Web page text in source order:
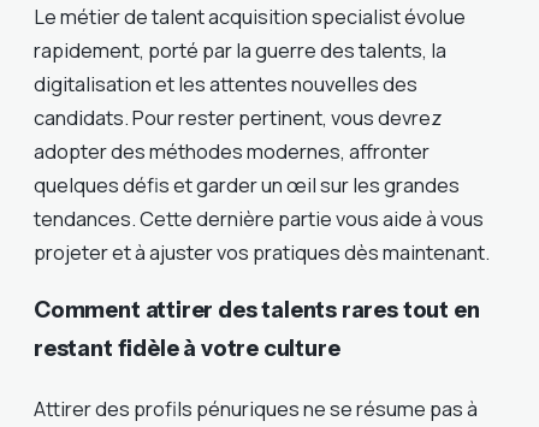
Le métier de talent acquisition specialist évolue
rapidement, porté par la guerre des talents, la
digitalisation et les attentes nouvelles des
candidats. Pour rester pertinent, vous devrez
adopter des méthodes modernes, affronter
quelques défis et garder un œil sur les grandes
tendances. Cette dernière partie vous aide à vous
projeter et à ajuster vos pratiques dès maintenant.
Comment attirer des talents rares tout en
restant fidèle à votre culture
Attirer des profils pénuriques ne se résume pas à